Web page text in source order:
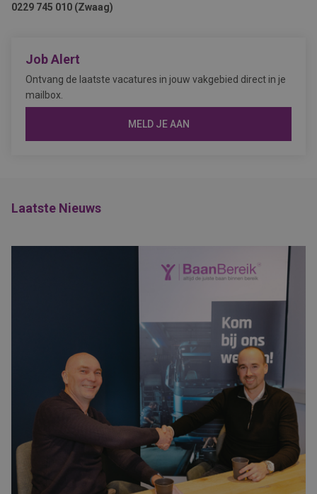
0229 745 010 (Zwaag)
Job Alert
Ontvang de laatste vacatures in jouw vakgebied direct in je
mailbox.
MELD JE AAN
Laatste Nieuws